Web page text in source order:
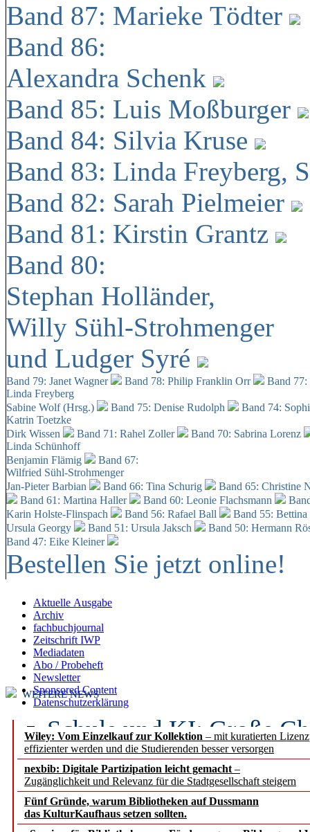
Band 87: Marieke Tödter
Band 86:
Alexandra Schenk
Band 85: Luis Moßburger
Band 84: Silvia Kruse
Band 83: Linda Freyberg,
Band 82: Sarah Pielmeier
Band 81: Kirstin Grantz
Band 80:
Stephan Holländer,
Willy Sühl-Strohmenger
und Ludger Syré
Band 79: Janet Wagner Band 78: Philip Franklin Orr
Band
Linda Freyberg
Sabine Wolf (Hrsg.)
Band 75: Denise Rudolph
Band 74:
Katrin Toetzke
Dirk Wissen
Band 71: Rahel Zoller
Band 70: Sabrina Lorenz
Linda Schünhoff
Benjamin Flämig
Band 67:
Wilfried Sühl-Strohmenger
Jan-Pieter Barbian
Band 66: Tina Schurig
Band 65: Christine
Band 61: Martina Haller
Band 60: Leonie Flachsmann
Karin Holste-Flinspach
Band 56: Rafael Ball
Band 55:
Ursula Georgy
Band 51: Ursula Jaksch Band 50: Hermann
Band 47: Eike Kleiner
Bestellen Sie jetzt online!
Aktuelle Ausgabe
Archiv
fachbuchjournal
Zeitschrift IWP
Mediadaten
Abo / Probeheft
Newsletter
Sponsored Content
Datenschutzerklärung
Wiley: Vom Einzelkauf zur Kollektion – mit kuratierten
effizienter werden und die Studierenden besser versorgen
nexbib: Digitale Partizipation leicht gemacht –
Zugänglichkeit und Relevanz für die Stadtgesellschaft steigern
Fünf Gründe, warum Bibliotheken auf Dussmann
das KulturKaufhaus setzen sollten.
WEITERE NEWS
Schule und KI: Große
Voraussetzungen
Erfolgreiches erstes
Segment Research –